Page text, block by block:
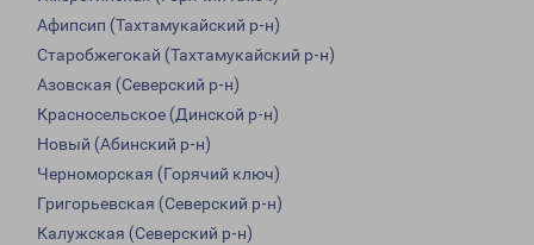
Афипсип (Тахтамукайский р-н)
Старобжегокай (Тахтамукайский р-н)
Азовская (Северский р-н)
Красносельское (Динской р-н)
Новый (Абинский р-н)
Черноморская (Горячий ключ)
Григорьевская (Северский р-н)
Калужская (Северский р-н)